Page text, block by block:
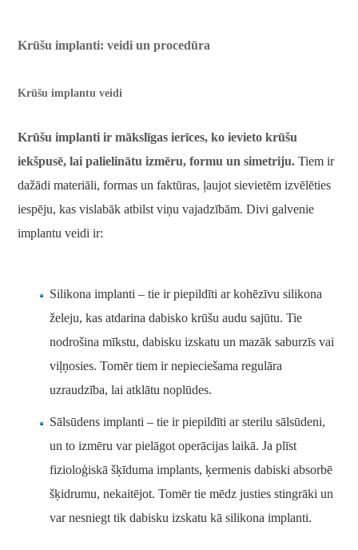
Krūšu implanti: veidi un procedūra
Krūšu implantu veidi
Krūšu implanti ir mākslīgas ierīces, ko ievieto krūšu
iekšpusē, lai palielinātu izmēru, formu un simetriju. Tiem ir
dažādi materiāli, formas un faktūras, ļaujot sievietēm izvēlēties
iespēju, kas vislabāk atbilst viņu vajadzībām. Divi galvenie
implantu veidi ir:
Silikona implanti – tie ir piepildīti ar kohēzīvu silikona
želeju, kas atdarina dabisko krūšu audu sajūtu. Tie
nodrošina mīkstu, dabisku izskatu un mazāk saburzīs vai
viļņosies. Tomēr tiem ir nepieciešama regulāra
uzraudzība, lai atklātu noplūdes.
Sālsūdens implanti – tie ir piepildīti ar sterilu sālsūdeni,
un to izmēru var pielāgot operācijas laikā. Ja plīst
fizioloģiskā šķīduma implants, ķermenis dabiski absorbē
šķidrumu, nekaitējot. Tomēr tie mēdz justies stingrāki un
var nesniegt tik dabisku izskatu kā silikona implanti.